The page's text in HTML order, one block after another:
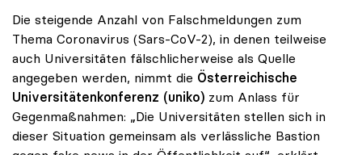
Die steigende Anzahl von Falschmeldungen zum
Thema Coronavirus (Sars-CoV-2), in denen teilweise
auch Universitäten fälschlicherweise als Quelle
angegeben werden, nimmt die Österreichische
Universitätenkonferenz (uniko) zum Anlass für
Gegenmaßnahmen: „Die Universitäten stellen sich in
dieser Situation gemeinsam als verlässliche Bastion